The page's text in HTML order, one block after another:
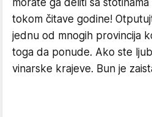
tokom čitave godine!
jednu od mnogih provincija
toga da ponude. Ako ste
vinarske krajeve. Bun je